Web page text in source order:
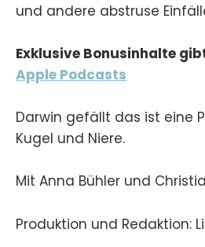
und andere abstruse
Exklusive Bonusinhalte
Apple Podcasts
Darwin gefällt das ist eine
Kugel und Niere.
Mit Anna Bühler und
Produktion und Redaktion: